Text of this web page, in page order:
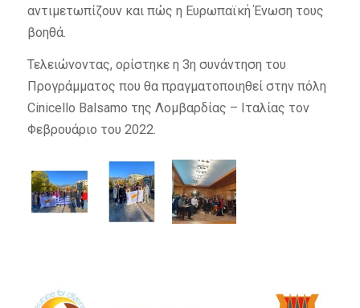
αντιμετωπίζουν και πώς η Ευρωπαϊκή Ένωση τους
βοηθά.
Τελειώνοντας, ορίστηκε η 3η συνάντηση του
Προγράμματος που θα πραγματοποιηθεί στην πόλη
Cinicello Balsamo της Λομβαρδίας – Ιταλίας τον
Φεβρουάριο του 2022.